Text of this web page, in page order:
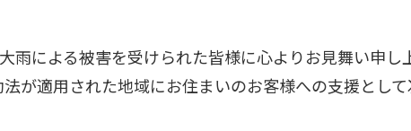
雨による被害を受けられた皆様に心よりお見舞い申し
が適用された地域にお住まいのお客様への支援として